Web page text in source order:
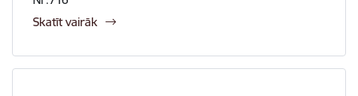
Skatīt vairāk